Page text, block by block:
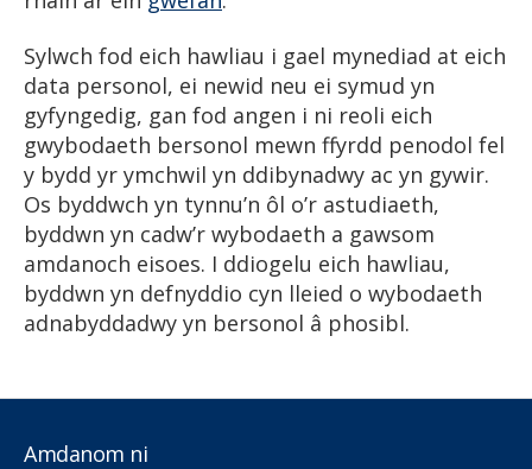
Sylwch fod eich hawliau i gael mynediad at eich
data personol, ei newid neu ei symud yn
gyfyngedig, gan fod angen i ni reoli eich
gwybodaeth bersonol mewn ffyrdd penodol fel
y bydd yr ymchwil yn ddibynadwy ac yn gywir.
Os byddwch yn tynnu’n ôl o’r astudiaeth,
byddwn yn cadw’r wybodaeth a gawsom
amdanoch eisoes. I ddiogelu eich hawliau,
byddwn yn defnyddio cyn lleied o wybodaeth
adnabyddadwy yn bersonol â phosibl.
Amdanom ni